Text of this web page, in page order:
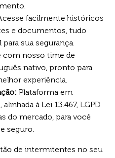
facilmente históricos
e documentos, tudo
sua segurança.
com nosso time de
nativo, pronto para
experiência.
Plataforma em
à Lei 13.467, LGPD
do mercado, para você
seguro.
de intermitentes no seu